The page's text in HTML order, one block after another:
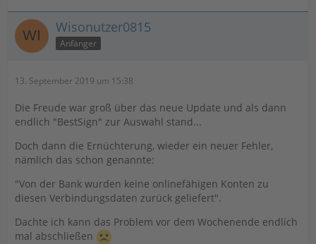
Wisonutzer0815
Anfänger
13. September 2019 um 15:38
Die Freude war groß über das neue Update und als dann
endlich "BestSign" zur Auswahl stand...
Doch dann die Ernüchterung, wieder ein neuer Fehler,
nämlich das schon genannte:
"Von der Bank wurden keine onlinefähigen Konten zu
diesen Verbindungsdaten zurück geliefert".
Dachte ich kann das Problem vor dem Wochenende endlich
mal abschließen